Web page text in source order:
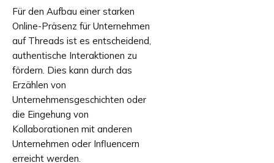
Für den Aufbau einer starken
Online-Präsenz für Unternehmen
auf Threads ist es entscheidend,
authentische Interaktionen zu
fördern. Dies kann durch das
Erzählen von
Unternehmensgeschichten oder
die Eingehung von
Kollaborationen mit anderen
Unternehmen oder Influencern
erreicht werden.